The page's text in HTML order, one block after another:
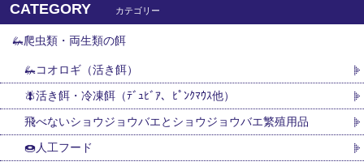
CATEGORY カテゴリー
🦗爬虫類・両生類の餌
🦗コオロギ（活き餌）
🪰活き餌・冷凍餌（ﾃﾞｭﾋﾞｱ、ﾋﾟﾝｸﾏｳｽ他）
飛べないショウジョウバエとショウジョウバエ繁殖用品
🍩人工フード